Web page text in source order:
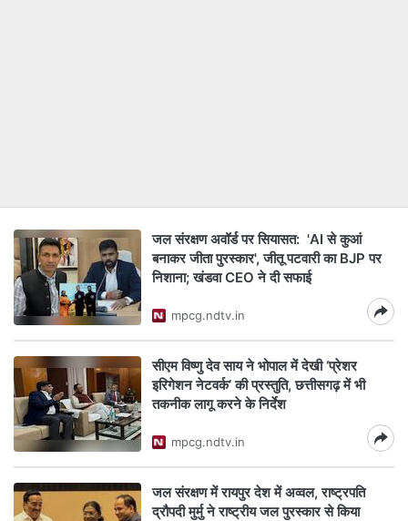
जल संरक्षण अवॉर्ड पर सियासत: 'AI से कुआं
बनाकर जीता पुरस्कार', जीतू पटवारी का BJP पर
निशाना; खंडवा CEO ने दी सफाई
mpcg.ndtv.in
सीएम विष्णु देव साय ने भोपाल में देखी ‘प्रेशर
इरिगेशन नेटवर्क’ की प्रस्तुति, छत्तीसगढ़ में भी
तकनीक लागू करने के निर्देश
mpcg.ndtv.in
जल संरक्षण में रायपुर देश में अव्वल, राष्ट्रपति
द्रौपदी मुर्मु ने राष्ट्रीय जल पुरस्कार से किया